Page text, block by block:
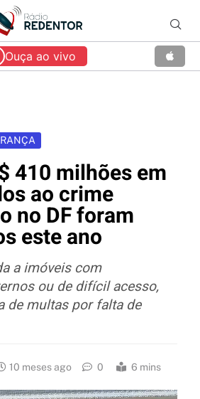
Ouça ao vivo
410 milhões em
ao crime
no DF foram
este ano
a imóveis com
ou de difícil acesso,
de multas por falta de
10 meses ago 0 6 mins